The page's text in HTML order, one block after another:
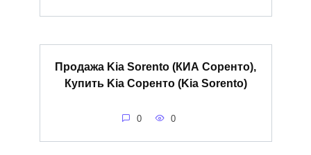
Продажа Kia Sorento (КИА Соренто),
Купить Kia Соренто (Kia Sorento)
0 0